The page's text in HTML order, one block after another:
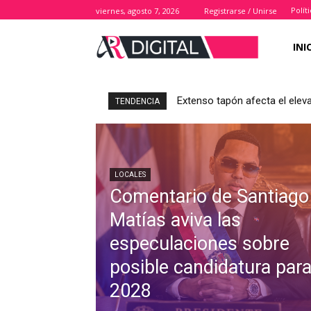
viernes, agosto 7, 2026 Registrarse / Unirse
TENDENCIA Extenso tapón afecta el
LOCALES
Comentario de Santiago
Matías aviva las
especulaciones sobre
posible candidatura para
2028